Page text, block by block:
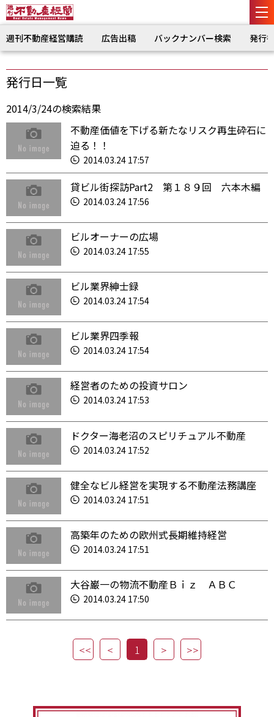
週刊不動産経営購読 広告出稿 バックナンバー検索 発行
発行日一覧
2014/3/24の検索結果
不動産価値を下げる新たなリスク再生砕石に
迫る！！
2014.03.24 17:57
貸ビル街探訪Part2 第１８９回 六本木編
2014.03.24 17:56
ビルオーナーの広場
2014.03.24 17:55
ビル業界紳士録
2014.03.24 17:54
ビル業界四季報
2014.03.24 17:54
経営者のための投資サロン
2014.03.24 17:53
ドクター海老沼のスピリチュアル不動産
2014.03.24 17:52
健全なビル経営を実現する不動産法務講座
2014.03.24 17:51
高築年のための欧州式長期維持経営
2014.03.24 17:51
大谷巌一の物流不動産Ｂｉｚ ＡＢＣ
2014.03.24 17:50
1